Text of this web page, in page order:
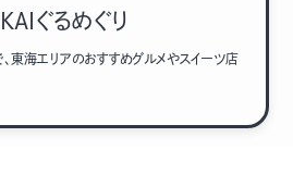
まち・スポット
ぐるめぐり
東海エリアのおすすめグルメやスイーツ店